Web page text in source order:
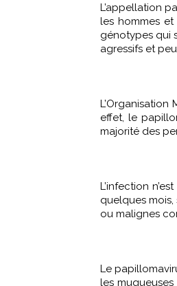
L’appellation
les hommes
génotypes qui
agressifs et
effet, le
majorité des
L’infection
quelques
ou malignes
Le
les